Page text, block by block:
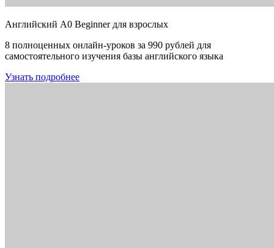
Английский A0 Beginner для взрослых
8 полноценных онлайн-уроков за 990 рублей для
самостоятельного изучения базы английского языка
Узнать подробнее